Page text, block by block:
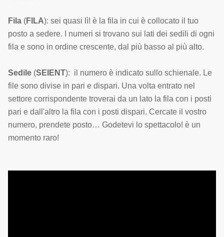
Fila (FILA): sei quasi lì! è la fila in cui è collocato il tuo
posto a sedere. I numeri si trovano sui lati dei sedili di ogni
fila e sono in ordine crescente, dal più basso al più alto.
Sedile (SEIENT): il numero è indicato sullo schienale. Le
file sono divise in pari e dispari. Una volta entrato nel
settore corrispondente troverai da un lato la fila con i posti
pari e dall'altro la fila con i posti dispari. Cercate il vostro
numero, prendete posto… Godetevi lo spettacolo! è un
momento raro!